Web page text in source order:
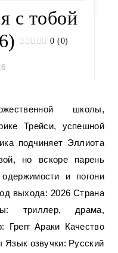
с тобой
0 (0)
Трейси, успешной
подчиняет Эллиота
но вскоре парень
и погони
выхода: 2026 Страна
триллер, драма,
Грегг Араки Качество
озвучки: Русский